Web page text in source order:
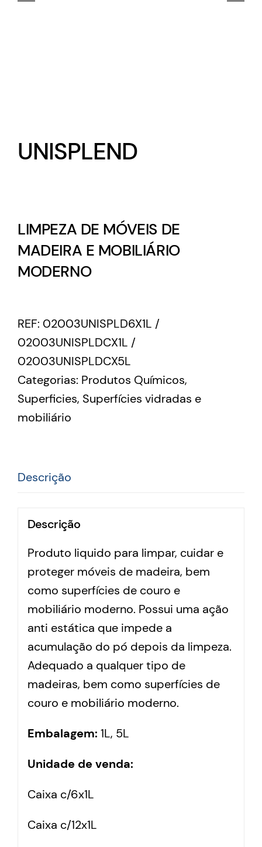
UNISPLEND
LIMPEZA DE MÓVEIS DE
MADEIRA E MOBILIÁRIO
MODERNO
REF: 02003UNISPLD6X1L /
02003UNISPLDCX1L /
02003UNISPLDCX5L
Categorias: Produtos Químicos,
Superficies, Superfícies vidradas e
mobiliário
Descrição
Descrição
Produto liquido para limpar, cuidar e
proteger móveis de madeira, bem
como superfícies de couro e
mobiliário moderno. Possui uma ação
anti estática que impede a
acumulação do pó depois da limpeza.
Adequado a qualquer tipo de
madeiras, bem como superfícies de
couro e mobiliário moderno.
Embalagem: 1L, 5L
Unidade de venda:
Caixa c/6x1L
Caixa c/12x1L